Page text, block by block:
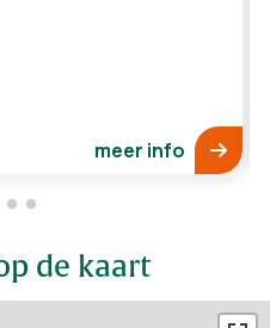
meer info
de kaart